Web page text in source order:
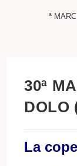
30ª
30ª
DOLO
La